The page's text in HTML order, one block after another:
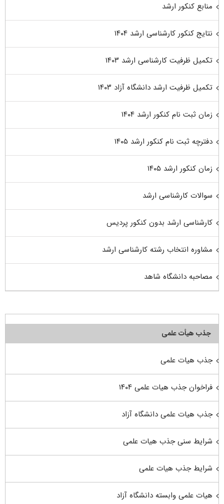
منابع کنکور ارشد
نتایج کنکور کارشناسی ارشد ۱۴۰۴
تکمیل ظرفیت کارشناسی ارشد ۱۴۰۳
تکمیل ظرفیت ارشد دانشگاه آزاد ۱۴۰۳
زمان ثبت نام کنکور ارشد ۱۴۰۴
دفترچه ثبت نام کنکور ارشد ۱۴۰۵
زمان کنکور ارشد ۱۴۰۵
سوالات کارشناسی ارشد
کارشناسی ارشد بدون کنکور پردیس
مشاوره انتخاب رشته کارشناسی ارشد
مصاحبه دانشگاه شاهد
جذب هیأت علمی
جذب هیات علمی
فراخوان جذب هیات علمی ۱۴۰۴
جذب هیات علمی دانشگاه آزاد
شرایط سنی جذب هیات علمی
شرایط جذب هیات علمی
هیات علمی وابسته دانشگاه آزاد